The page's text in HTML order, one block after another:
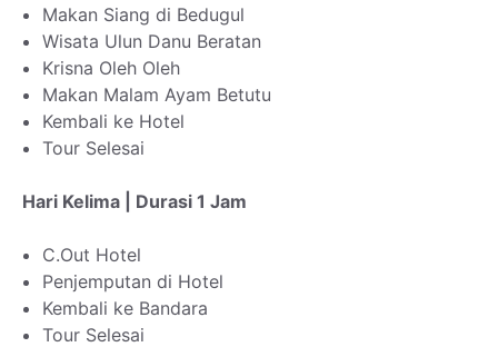
Makan Siang di Bedugul
Wisata Ulun Danu Beratan
Krisna Oleh Oleh
Makan Malam Ayam Betutu
Kembali ke Hotel
Tour Selesai
Hari Kelima | Durasi 1 Jam
C.Out Hotel
Penjemputan di Hotel
Kembali ke Bandara
Tour Selesai